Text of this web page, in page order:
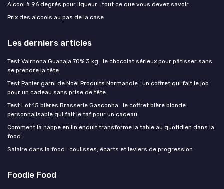
Alcool à 96 degrés pour liqueur : tout ce que vous devez savoir
Prix des alcools au pas de la case
Les derniers articles
Test Valrhona Guanaja 70% 3 kg : le chocolat sérieux pour pâtisser sans
se prendre la tête
Test Panier garni de Noël Produits Normandie : un coffret qui fait le job
pour un cadeau sans prise de tête
Test Lot 15 bières Brasserie Gasconha : le coffret bière blonde
personnalisable qui fait le taf pour un cadeau
Comment la nappe en lin enduit transforme la table au quotidien dans la
food
Salaire dans la food : coulisses, écarts et leviers de progression
Foodie Food